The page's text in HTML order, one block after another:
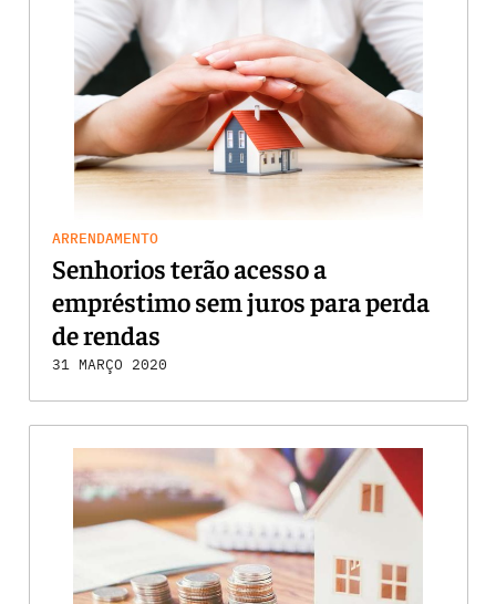
ARRENDAMENTO
Senhorios terão acesso a
empréstimo sem juros para perda
de rendas
31 MARÇO 2020